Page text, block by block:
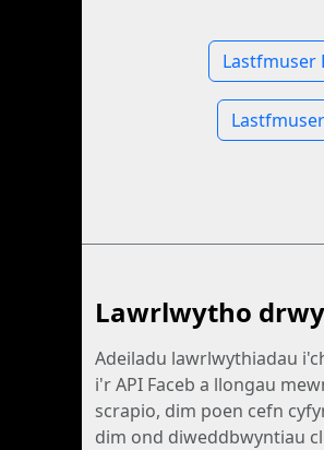
Lastfmuser
Lawrlwytho
Adeiladu lawrlwythiadau
i'r API Faceb a llongau
scrapio, dim poen cefn
dim ond diweddbwyntiau